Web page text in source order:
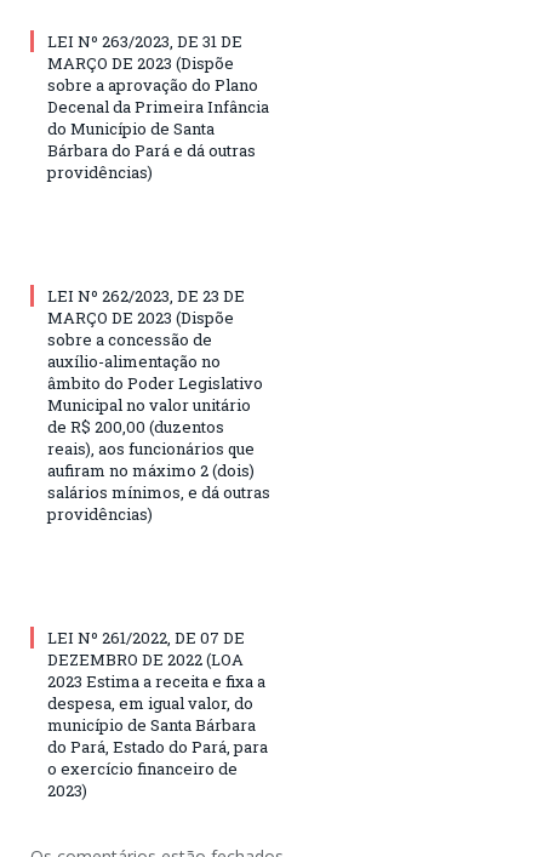
LEI Nº 263/2023, DE 31 DE
MARÇO DE 2023 (Dispõe
sobre a aprovação do Plano
Decenal da Primeira Infância
do Município de Santa
Bárbara do Pará e dá outras
providências)
LEI Nº 262/2023, DE 23 DE
MARÇO DE 2023 (Dispõe
sobre a concessão de
auxílio-alimentação no
âmbito do Poder Legislativo
Municipal no valor unitário
de R$ 200,00 (duzentos
reais), aos funcionários que
aufiram no máximo 2 (dois)
salários mínimos, e dá outras
providências)
LEI Nº 261/2022, DE 07 DE
DEZEMBRO DE 2022 (LOA
2023 Estima a receita e fixa a
despesa, em igual valor, do
município de Santa Bárbara
do Pará, Estado do Pará, para
o exercício financeiro de
2023)